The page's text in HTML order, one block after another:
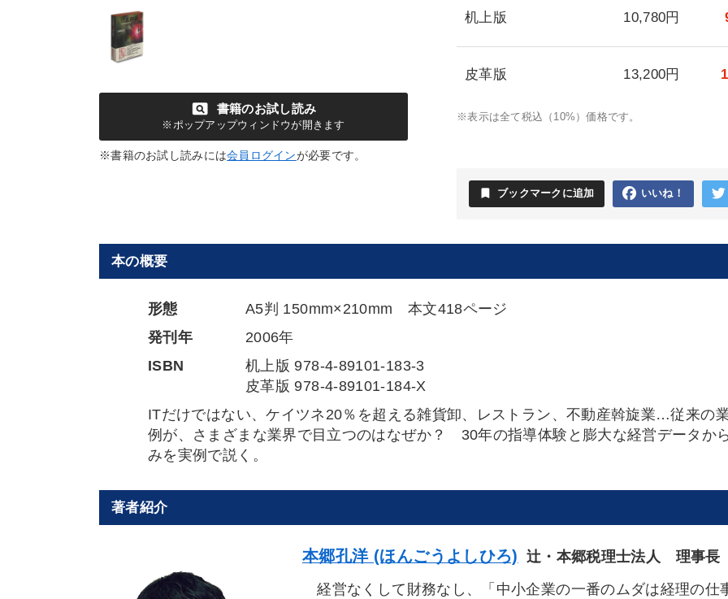
pageview 書籍のお試し読み
※ポップアップウィンドウが開きます
※書籍のお試し読みには会員ログインが必要です。
机上版 10,780円
皮革版 13,200円
※表示は全て税込（10%）価格です。
bookmark ブックマークに追加 いいね！
本の概要
形態
A5判 150mm×210mm 本文418ページ
発刊年
2006年
ISBN
机上版 978-4-89101-183-3
皮革版 978-4-89101-184-X
ITだけではない、ケイツネ20％を超える雑貨卸、レストラン、不動産斡旋業…従来の
例が、さまざまな業界で目立つのはなぜか？ 30年の指導体験と膨大な経営データか
みを実例で説く。
著者紹介
本郷孔洋 (ほんごうよしひろ) 辻・本郷税理士法人 理事長
経営なくして財務なし、「中小企業の一番のムダは経理の仕